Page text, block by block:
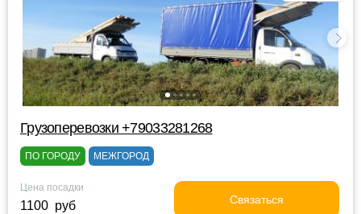
Грузоперевозки +79033281268
ПО ГОРОДУ МЕЖГОРОД
Цена посадки
1100 руб Связаться